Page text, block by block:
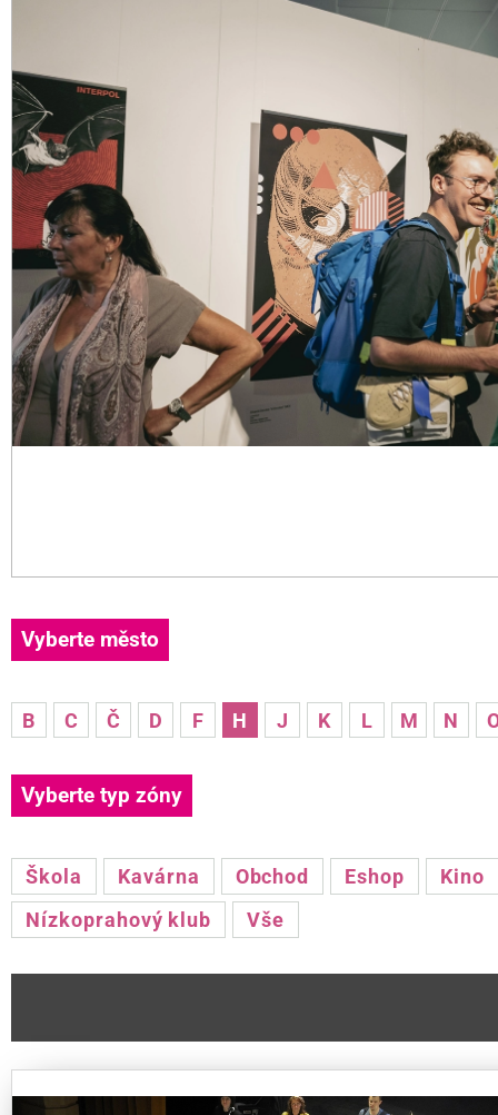
Vyberte město
B C Č D F H J K L M N
Vyberte typ zóny
Škola Kavárna Obchod Eshop
Kino
Nízkoprahový klub
Vše